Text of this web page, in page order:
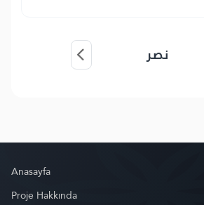
نصر
Anasayfa
Proje Hakkında